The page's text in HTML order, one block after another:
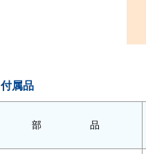
付属品
部 品